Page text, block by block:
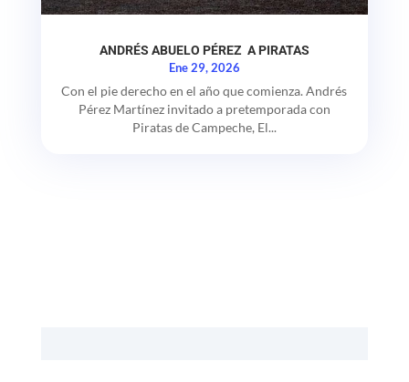
ANDRÉS ABUELO PÉREZ A PIRATAS
Ene 29, 2026
Con el pie derecho en el año que comienza. Andrés
Pérez Martínez invitado a pretemporada con
Piratas de Campeche, El...